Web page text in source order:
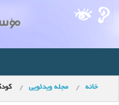
خانه
خانه مجله ویدئویی